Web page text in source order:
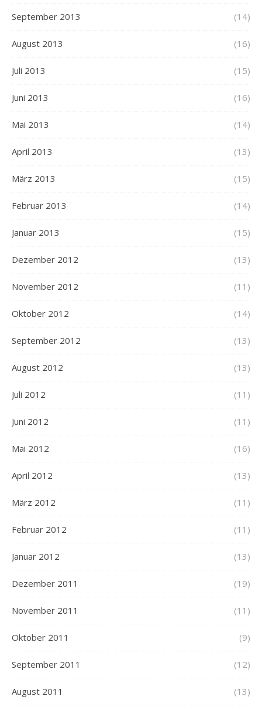
September 2013 (14)
August 2013 (16)
Juli 2013 (15)
Juni 2013 (16)
Mai 2013 (14)
April 2013 (13)
März 2013 (15)
Februar 2013 (14)
Januar 2013 (15)
Dezember 2012 (13)
November 2012 (11)
Oktober 2012 (14)
September 2012 (13)
August 2012 (13)
Juli 2012 (11)
Juni 2012 (11)
Mai 2012 (16)
April 2012 (13)
März 2012 (11)
Februar 2012 (11)
Januar 2012 (13)
Dezember 2011 (19)
November 2011 (11)
Oktober 2011 (9)
September 2011 (12)
August 2011 (13)